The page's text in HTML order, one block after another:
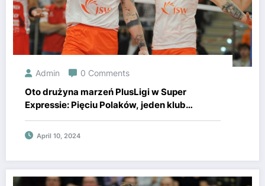
Admin 0 Comments
Oto drużyna marzeń PlusLigi w Super
Expressie: Pięciu Polaków, jeden klub
dominuje.
April 10, 2024